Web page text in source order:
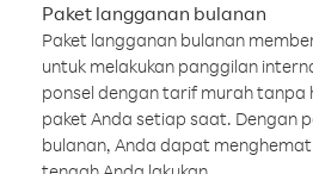
Paket langganan bulanan
Paket langganan bulanan
untuk melakukan panggilan
ponsel dengan tarif murah tanpa
paket Anda setiap saat. Dengan
bulanan, Anda dapat